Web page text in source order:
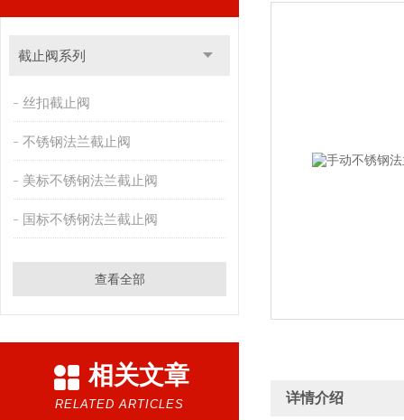
截止阀系列
丝扣截止阀
不锈钢法兰截止阀
美标不锈钢法兰截止阀
国标不锈钢法兰截止阀
查看全部
相关文章
RELATED ARTICLES 详情介绍